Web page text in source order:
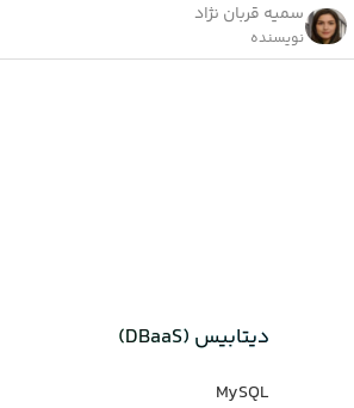
سمیه قربان نژاد
نویسنده
دیتابیس‌ (DBaaS)
MySQL